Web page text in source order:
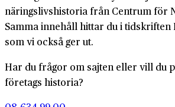
näringslivshistoria från Centrum för
Samma innehåll hittar du i tidskriften
som vi också ger ut.
Har du frågor om sajten eller vill du
företags historia?